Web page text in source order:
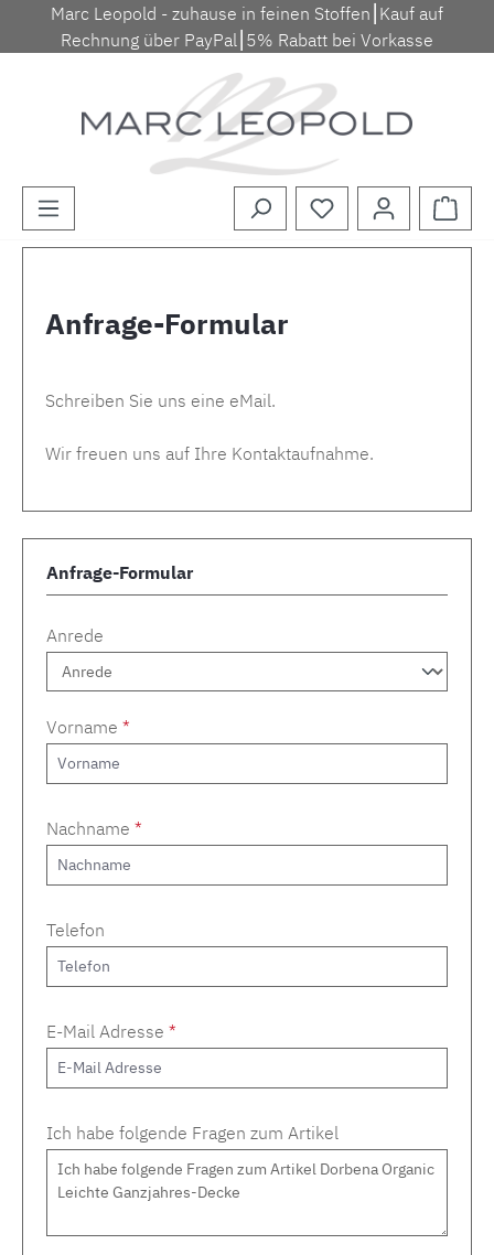
Zum Hauptinhalt springen
Marc Leopold - zuhause in feinen Stoffen⎮Kauf auf
Rechnung über PayPal⎮5% Rabatt bei Vorkasse
Anfrage-Formular
Schreiben Sie uns eine eMail.
Wir freuen uns auf Ihre Kontaktaufnahme.
Anfrage-Formular
Anrede
Vorname *
Nachname *
Telefon
E-Mail Adresse *
Ich habe folgende Fragen zum Artikel